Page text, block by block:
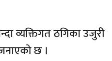
व्यक्तिगत ठगिका उजुरी
छ ।